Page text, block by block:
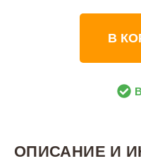
В
ОПИСАНИЕ И